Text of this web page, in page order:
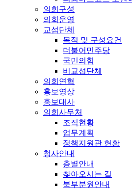
의회구성
의회운영
교섭단체
목적 및 구성요건
더불어민주당
국민의힘
비교섭단체
의회연혁
홍보영상
홍보대사
의회사무처
조직현황
업무계획
정책지원관 현황
청사안내
층별안내
찾아오시는 길
북부분원안내